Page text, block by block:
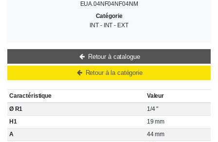
Caractéristique
Valeur
Ø R1
1/4 "
H1
19 mm
A
44 mm
EUA.04NF04NF04NM
Catégorie
INT - INT - EXT
Retour à catalogue
Retour à la catégorie